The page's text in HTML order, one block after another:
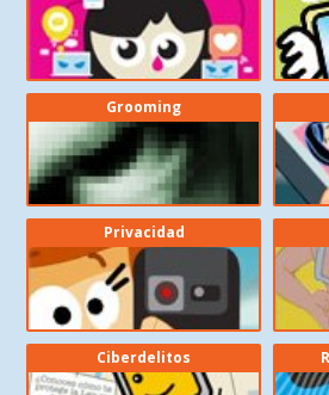
Grooming
Privacidad
Ciberdelitos